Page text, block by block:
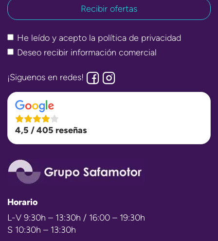
He leído y acepto la política de privacidad
Deseo recibir información comercial
¡Siguenos en redes!
4,5 / 405 reseñas
Horario
L-V 9:30h – 13:30h / 16:00 – 19:30h
S 10:30h – 13:30h